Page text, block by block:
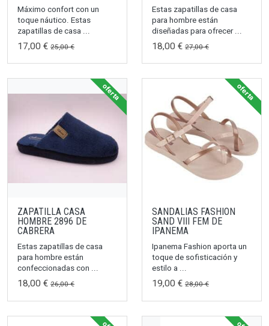
Máximo confort con un
toque náutico. Estas
zapatillas de casa ...
17,00 € 25,00 €
Estas zapatillas de casa
para hombre están
diseñadas para ofrecer ...
18,00 € 27,00 €
ZAPATILLA CASA
HOMBRE 2896 DE
CABRERA
Estas zapatillas de casa
para hombre están
confeccionadas con ...
18,00 € 26,00 €
oferta
SANDALIAS FASHION
SAND VIII FEM DE
IPANEMA
Ipanema Fashion aporta un
toque de sofisticación y
estilo a ...
19,00 € 28,00 €
oferta